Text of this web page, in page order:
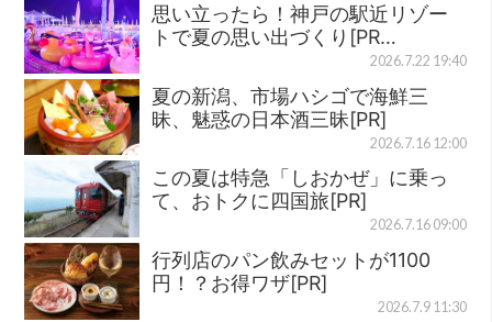
思い立ったら！神戸の駅近リゾー
トで夏の思い出づくり[PR…
2026.7.22 19:40
夏の新潟、市場ハシゴで海鮮三
昧、魅惑の日本酒三昧[PR]
2026.7.16 12:00
この夏は特急「しおかぜ」に乗っ
て、おトクに四国旅[PR]
2026.7.16 09:00
行列店のパン飲みセットが1100
円！？お得ワザ[PR]
2026.7.9 11:30